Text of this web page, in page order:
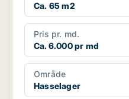
Ca. 65 m2
Pris pr. md.
Ca. 6.000 pr md
Område
Hasselager